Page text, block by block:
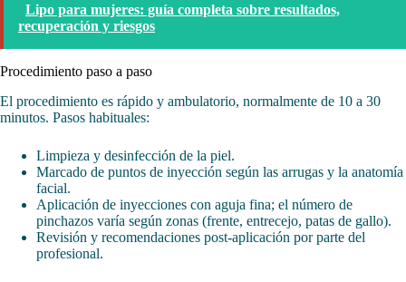
Lipo para mujeres: guía completa sobre resultados,
recuperación y riesgos
Procedimiento paso a paso
El procedimiento es rápido y ambulatorio, normalmente de 10 a 30
minutos. Pasos habituales:
Limpieza y desinfección de la piel.
Marcado de puntos de inyección según las arrugas y la anatomía
facial.
Aplicación de inyecciones con aguja fina; el número de
pinchazos varía según zonas (frente, entrecejo, patas de gallo).
Revisión y recomendaciones post-aplicación por parte del
profesional.